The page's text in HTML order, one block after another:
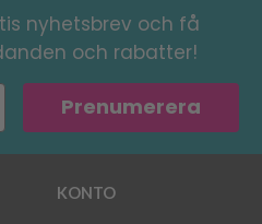
nyhetsbrev och få
och rabatter!
Prenumerera
KONTO